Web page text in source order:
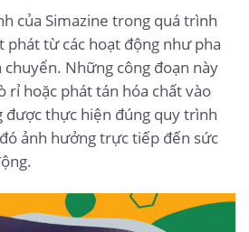
của Simazine trong quá trình
phát từ các hoạt động như pha
chuyển. Những công đoạn này
rỉ hoặc phát tán hóa chất vào
được thực hiện đúng quy trình
ảnh hưởng trực tiếp đến sức